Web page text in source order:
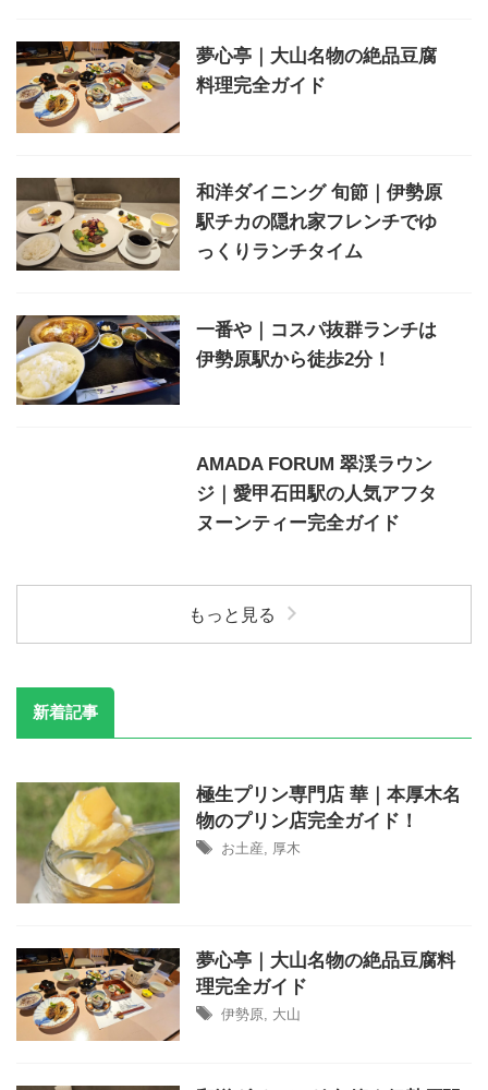
夢心亭｜大山名物の絶品豆腐
料理完全ガイド
和洋ダイニング 旬節｜伊勢原
駅チカの隠れ家フレンチでゆ
っくりランチタイム
一番や｜コスパ抜群ランチは
伊勢原駅から徒歩2分！
AMADA FORUM 翠渓ラウン
ジ｜愛甲石田駅の人気アフタ
ヌーンティー完全ガイド
もっと見る
新着記事
極生プリン専門店 華｜本厚木名
物のプリン店完全ガイド！
お土産 厚木
夢心亭｜大山名物の絶品豆腐料
理完全ガイド
伊勢原, 大山